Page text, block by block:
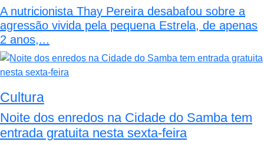
A nutricionista Thay Pereira desabafou sobre a
agressão vivida pela pequena Estrela, de apenas
2 anos,...
Cultura
Noite dos enredos na Cidade do Samba tem
entrada gratuita nesta sexta-feira